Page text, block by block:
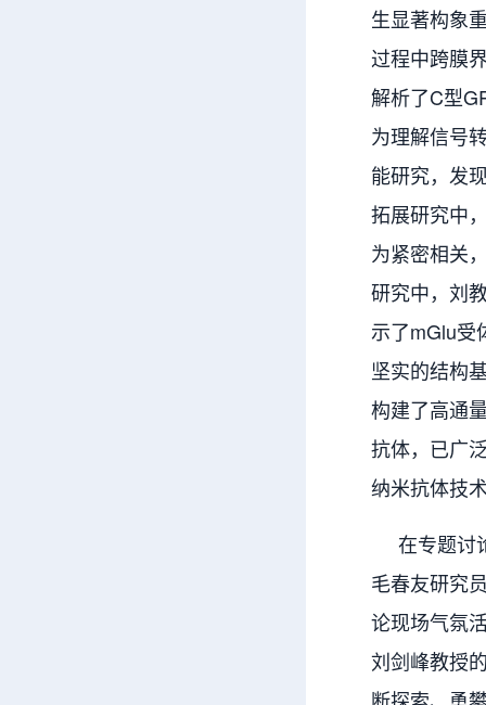
生显著构象
过程中跨膜
解析了C型
为理解信号
能研究，发
拓展研究中
为紧密相关
研究中，刘
示了mGlu受
坚实的结构
构建了高通
抗体，已广
纳米抗体技
在专题讨
毛春友研究
论现场气氛
刘剑峰教授